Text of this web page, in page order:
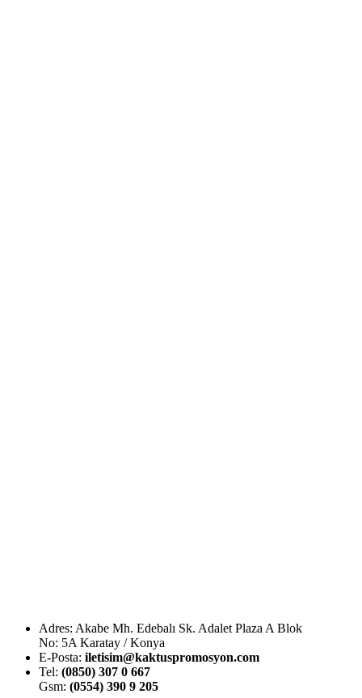
Adres: Akabe Mh. Edebalı Sk. Adalet Plaza A Blok
No: 5A Karatay / Konya
E-Posta: iletisim@kaktuspromosyon.com
Tel: (0850) 307 0 667
Gsm: (0554) 390 9 205